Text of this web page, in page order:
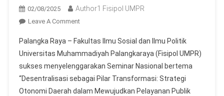
02/08/2025 Author1 Fisipol UMPR
Leave A CommentOn
UMPR
Gelar
Seminar
Nasional
Bahas
Palangka Raya – Fakultas Ilmu Sosial dan Ilmu Politik
Universitas Muhammadiyah Palangkaraya (Fisipol UMPR)
sukses menyelenggarakan Seminar Nasional bertema
“Desentralisasi sebagai Pilar Transformasi: Strategi
Otonomi Daerah dalam Mewujudkan Pelayanan Publik